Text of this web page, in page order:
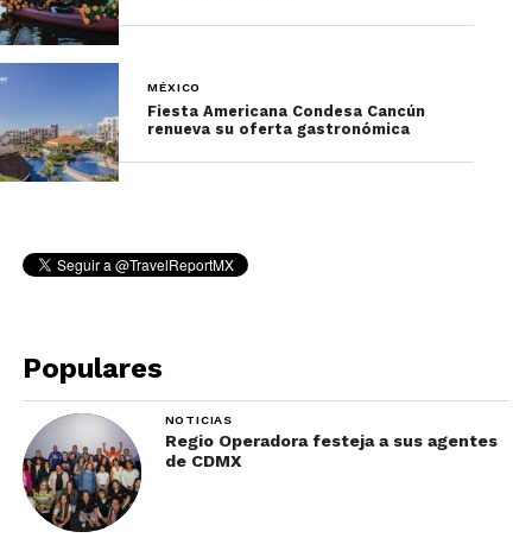
También circulará un boleto del metro
conmemorativo, que tendrá la
imagen de la décima edición de
la Feria Internacional de las Culturas
Amigas 2018.
MÉXICO
Fiesta Americana Condesa Cancún
renueva su oferta gastronómica
Populares
NOTICIAS
Regio Operadora festeja a sus agentes
de CDMX